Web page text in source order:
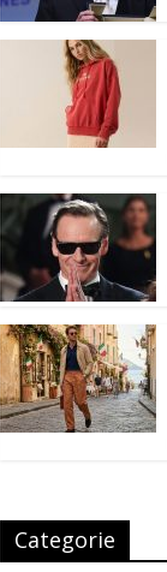
Categorie